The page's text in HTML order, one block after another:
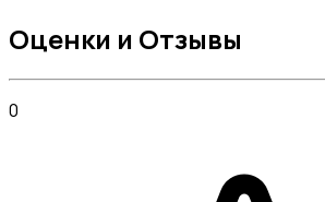
Оценки и Отзывы
0